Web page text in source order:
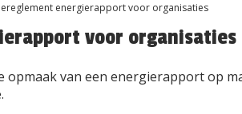
energierapport voor organisaties
voor organisaties
opmaak van een energierapport op